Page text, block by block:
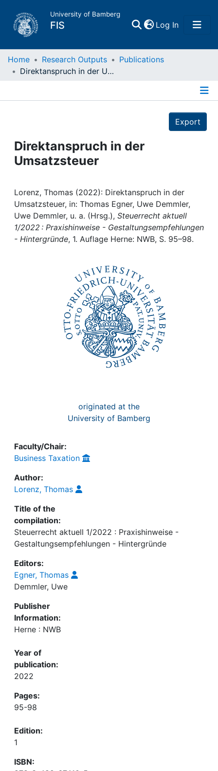
University of Bamberg
FIS Log In(current)
Home
Projects
People
Institutions
Awards
My FIS
Home Research Outputs
Publications
Direktanspruch in der Umsatzsteuer
Export
Direktanspruch in der
Umsatzsteuer
Lorenz, Thomas (2022): Direktanspruch in der
Umsatzsteuer, in: Thomas Egner, Uwe Demmler,
Uwe Demmler, u. a. (Hrsg.), Steuerrecht aktuell
1/2022 : Praxishinweise - Gestaltungsempfehlungen
- Hintergründe, 1. Auflage Herne: NWB, S. 95–98.
originated at the
University of Bamberg
Faculty/Chair:
Business Taxation
Author:
Lorenz, Thomas
Title of the
compilation:
Steuerrecht aktuell 1/2022 : Praxishinweise -
Gestaltungsempfehlungen - Hintergründe
Editors:
Egner, Thomas
Demmler, Uwe
Publisher
Information:
Herne : NWB
Year of
publication:
2022
Pages:
95-98
Edition:
1
ISBN: